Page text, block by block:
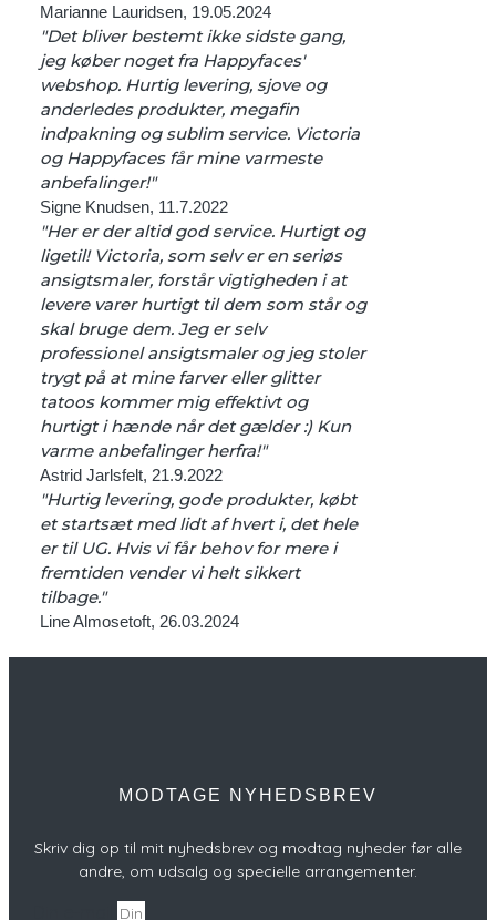
Marianne Lauridsen, 19.05.2024
"Det bliver bestemt ikke sidste gang,
jeg køber noget fra Happyfaces'
webshop. Hurtig levering, sjove og
anderledes produkter, megafin
indpakning og sublim service. Victoria
og Happyfaces får mine varmeste
anbefalinger!"
Signe Knudsen, 11.7.2022
"Her er der altid god service. Hurtigt og
ligetil! Victoria, som selv er en seriøs
ansigtsmaler, forstår vigtigheden i at
levere varer hurtigt til dem som står og
skal bruge dem. Jeg er selv
professionel ansigtsmaler og jeg stoler
trygt på at mine farver eller glitter
tatoos kommer mig effektivt og
hurtigt i hænde når det gælder :) Kun
varme anbefalinger herfra!"
Astrid Jarlsfelt, 21.9.2022
"Hurtig levering, gode produkter, købt
et startsæt med lidt af hvert i, det hele
er til UG. Hvis vi får behov for mere i
fremtiden vender vi helt sikkert
tilbage."
Line Almosetoft, 26.03.2024
MODTAGE NYHEDSBREV
Skriv dig op til mit nyhedsbrev og modtag nyheder før alle
andre, om udsalg og specielle arrangementer.